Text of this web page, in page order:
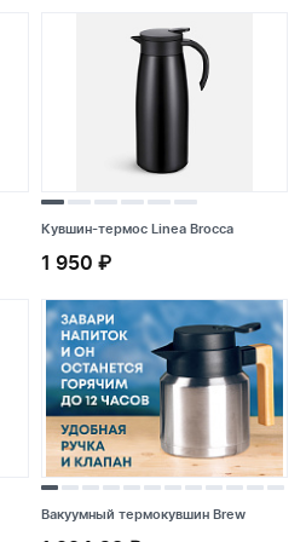
Кувшин-термос Linea Brocca
1 950 ₽
Кувшин-термос Linea Brocca
1 950 ₽
Вакуумный термокувшин Brew